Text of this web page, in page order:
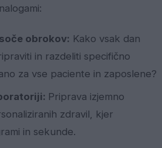
obrokov: Kako vsak dan
in razdeliti specifično
za vse paciente in zaposlene?
Priprava izjemno
zdravil, kjer
in sekunde.